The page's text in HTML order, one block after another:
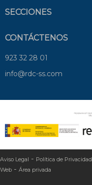
SECCIONES
CONTÁCTENOS
923 32 28 01
info@rdc-ss.com
Aviso Legal - Política de Privacidad
Web - Área privada